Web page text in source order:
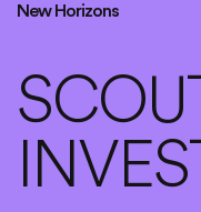
New Horizons